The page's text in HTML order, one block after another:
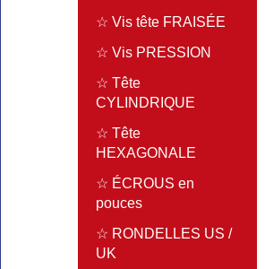
☆ Vis tête FRAISÉE
☆ Vis PRESSION
☆ Tête
CYLINDRIQUE
☆ Tête
HEXAGONALE
☆ ÉCROUS en
pouces
☆ RONDELLES US /
UK